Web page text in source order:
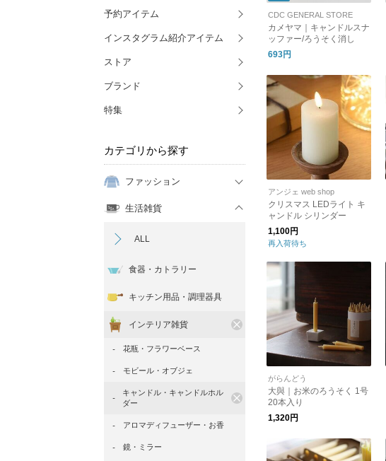
予約アイテム
インスタグラム紹介アイテム
ストア
ブランド
特集
カテゴリから探す
ファッション
生活雑貨
ALL
食器・カトラリー
キッチン用品・調理器具
インテリア雑貨
花瓶・フラワーベース
モビール・オブジェ
キャンドル・キャンドルホル
ダー
アロマディフューザー・お香
鏡・ミラー
CDC GENERAL STORE
カメヤマ｜キャンドルスナ
ッファー/ろうそく消し
693円
アンジェ web shop
クリスマス LEDライト キ
ャンドル シリンダー
1,100円
再入荷待ち
がらんどう
大與｜お米のろうそく 1号
20本入り
1,320円